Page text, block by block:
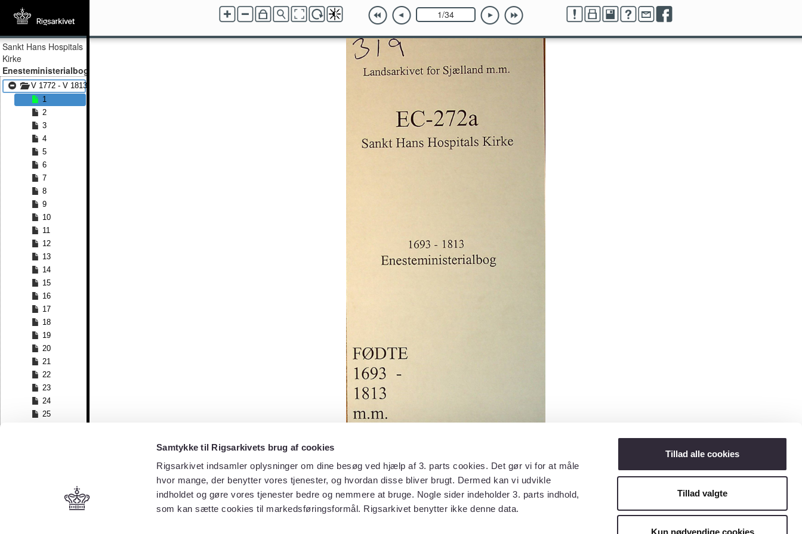
Samtykke til Rigsarkivets brug af cookies
Rigsarkivet indsamler oplysninger om dine besøg ved hjælp af 3. parts cookies. Det gør vi for at måle
hvor mange, der benytter vores tjenester, og hvordan disse bliver brugt. Dermed kan vi udvikle
indholdet og gøre vores tjenester bedre og nemmere at bruge. Nogle sider indeholder 3. parts indhold,
som kan sætte cookies til markedsføringsformål. Rigsarkivet benytter ikke denne data.
Tillad alle cookies
Tillad valgte
Kun nødvendige cookies
Sankt Hans Hospitals
Kirke
Enesteministerialbog
V 1772 - V 1813
1
2
3
4
5
6
7
8
9
10
11
12
13
14
15
16
17
18
19
20
21
22
23
24
25